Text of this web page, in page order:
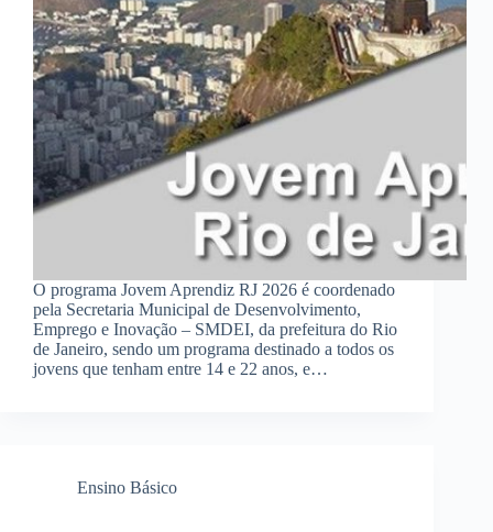
O programa Jovem Aprendiz RJ 2026 é coordenado
pela Secretaria Municipal de Desenvolvimento,
Emprego e Inovação – SMDEI, da prefeitura do Rio
de Janeiro, sendo um programa destinado a todos os
jovens que tenham entre 14 e 22 anos, e…
Ensino Básico